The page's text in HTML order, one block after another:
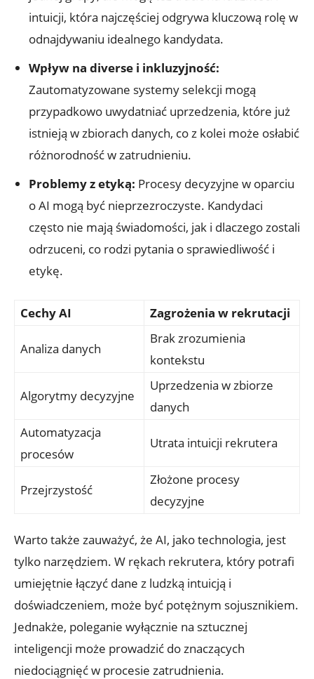
intuicji, która najczęściej odgrywa kluczową rolę w
odnajdywaniu idealnego kandydata.
Wpływ na diverse i inkluzyjność:
Zautomatyzowane systemy selekcji mogą
przypadkowo uwydatniać uprzedzenia, które już
istnieją w zbiorach danych, co z kolei może osłabić
różnorodność w zatrudnieniu.
Problemy z etyką: Procesy decyzyjne w oparciu
o AI mogą być nieprzezroczyste. Kandydaci
często nie mają świadomości, jak i dlaczego zostali
odrzuceni, co rodzi pytania o sprawiedliwość i
etykę.
Cechy AI Zagrożenia w rekrutacji
Analiza danych
Brak zrozumienia
kontekstu
Algorytmy decyzyjne
Uprzedzenia w zbiorze
danych
Automatyzacja
procesów
Utrata intuicji rekrutera
Przejrzystość
Złożone procesy
decyzyjne
Warto także zauważyć, że AI, jako technologia, jest
tylko narzędziem. W rękach rekrutera, który potrafi
umiejętnie łączyć dane z ludzką intuicją i
doświadczeniem, może być potężnym sojusznikiem.
Jednakże, poleganie wyłącznie na sztucznej
inteligencji może prowadzić do znaczących
niedociągnięć w procesie zatrudnienia.